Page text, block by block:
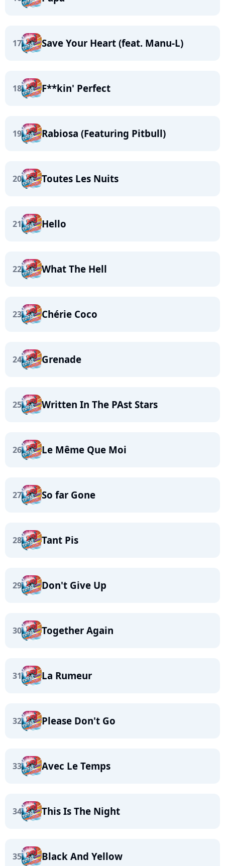
17 Save Your Heart (feat. Manu-L)
18 F**kin' Perfect
19 Rabiosa (Featuring Pitbull)
20 Toutes Les Nuits
21 Hello
22 What The Hell
23 Chérie Coco
24 Grenade
25 Written In The PAst Stars
26 Le Même Que Moi
27 So far Gone
28 Tant Pis
29 Don't Give Up
30 Together Again
31 La Rumeur
32 Please Don't Go
33 Avec Le Temps
34 This Is The Night
35 Black And Yellow